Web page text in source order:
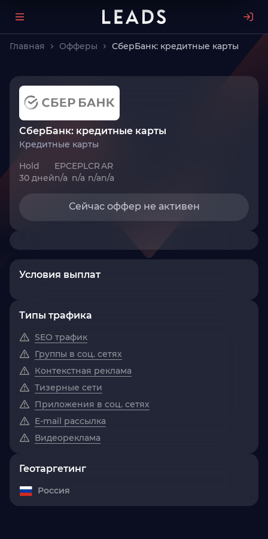
Главная Офферы СберБанк: кредитные карты
СберБанк: кредитные карты
Кредитные карты
Hold
30 дней
EPC
n/a
EPL
n/a
CR
n/a
AR
n/a
Сейчас оффер не активен
Условия выплат
Типы трафика
SEO трафик
Группы в соц. сетях
Контекстная реклама
Тизерные сети
Приложения в соц. сетях
E-mail рассылка
Видеореклама
Геотаргетинг
Россия